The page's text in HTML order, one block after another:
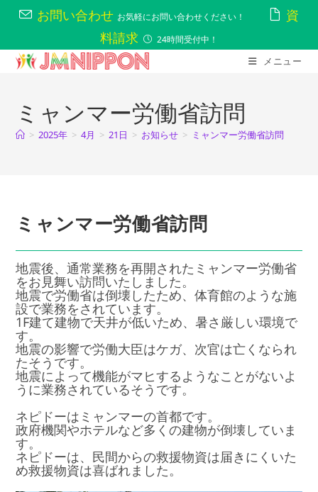
ツ
お問い合わせ お気軽にお問い合わせください！
資
料請求
24時間受付中！
メニュー
ミャンマー労働省訪問
> 2025年 > 4月 > 21日 > お知らせ > ミャンマー労働省訪問
ミャンマー労働省訪問
地震後、通常業務を再開されたミャンマー労働省
をお見舞い訪問いたしました。
地震で労働省は倒壊したため、体育館のような施
設で業務をされています。
1F建て建物で天井が低いため、暑さ厳しい環境で
す。
地震の影響で労働大臣はケガ、次官は亡くなられ
たそうです。
地震によって機能がマヒするようなことがないよ
うに業務されているそうです。
ネピドーはミャンマーの首都です。
政府機関やホテルなど多くの建物が倒壊していま
す。
ネピドーは、民間からの救援物資は届きにくいた
め救援物資は喜ばれました。